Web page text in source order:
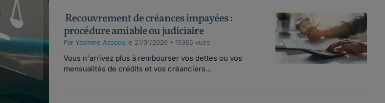
Recouvrement de créances impayées :
procédure amiable ou judiciaire
Par Yasmine Assous le 21/01/2026 • 15365 vues
Vous n'arrivez plus à rembourser vos dettes ou vos
mensualités de crédits et vos créanciers...